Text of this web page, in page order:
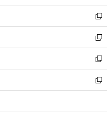
開
く
ウ
で
開
く
ン
ド
ウ
で
開
く
ウ
ィ
ン
ド
ウ
で
開
く
し
い
ウ
ィ
ン
ド
ウ
で
開
新
し
い
ウ
ィ
ン
ド
ウ
開
新
し
い
ウ
ィ
ン
ウ
新
し
い
ウ
ン
新
し
ウ